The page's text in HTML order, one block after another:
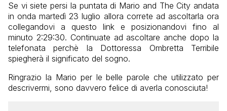
Se vi siete persi la puntata di Mario and The City andata
in onda martedì 23 luglio allora correte ad ascoltarla ora
collegandovi a questo link e posizionandovi fino al
minuto 2:29:30. Continuate ad ascoltare anche dopo la
telefonata perchè la Dottoressa Ombretta Terribile
spiegherà il significato del sogno.
Ringrazio la Mario per le belle parole che utilizzato per
descrivermi, sono davvero felice di averla conosciuta!